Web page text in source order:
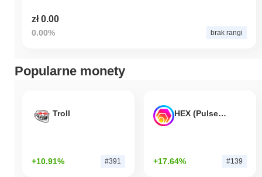
zł 0.00
0.00% brak rangi
Popularne monety
Troll
+10.91% #391
HEX (Pulsechain)
+17.64% #139